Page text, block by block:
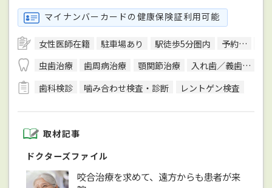
マイナンバーカードの健康保険証利用可能
女性医師在籍 駐車場あり 駅徒歩5分圏内 予約可
虫歯治療
歯周病治療 顎関節治療 入れ歯／義歯治療
歯科検診
噛み合わせ検査・診断 レントゲン検査
取材記事
ドクターズファイル
咬合治療を求めて、遠方からも患者が来